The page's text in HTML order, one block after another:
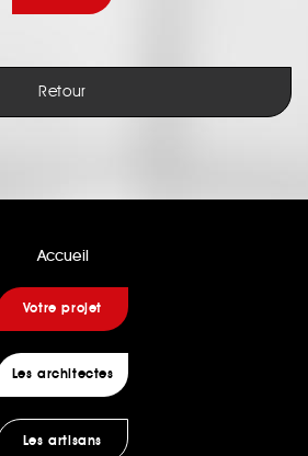
Retour
Accueil
Votre projet
Les architectes
Les artisans